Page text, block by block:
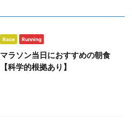
Race Running
マラソン当日におすすめの朝食
【科学的根拠あり】